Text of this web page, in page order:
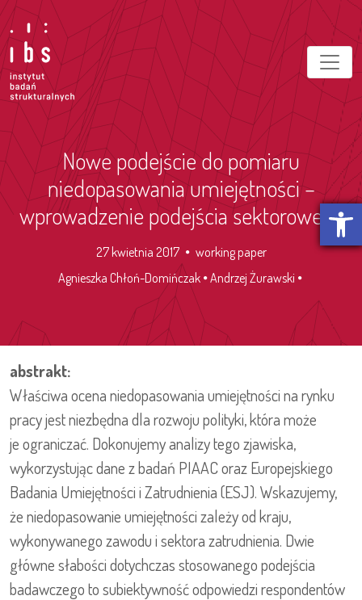
Otwórz
Nowe podejście do pomiaru
niedopasowania umiejętności –
wprowadzenie podejścia sektorowego
27 kwietnia 2017
working paper
Agnieszka Chłoń-Domińczak
Andrzej Żurawski
abstrakt:
Właściwa ocena niedopasowania umiejętności na rynku
pracy jest niezbędna dla rozwoju polityki, która może
je ograniczać. Dokonujemy analizy tego zjawiska,
wykorzystując dane z badań PIAAC oraz Europejskiego
Badania Umiejętności i Zatrudnienia (ESJ). Wskazujemy,
że niedopasowanie umiejętności zależy od kraju,
wykonywanego zawodu i sektora zatrudnienia. Dwie
główne słabości dotychczas stosowanego podejścia
badawczego to subiektywność odpowiedzi respondentów